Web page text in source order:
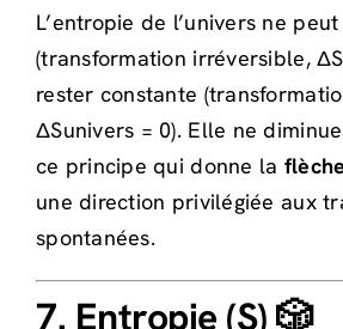
L’entropie de l’univers ne
(transformation irréversible,
rester constante
ΔSunivers = 0). Elle ne
ce principe qui donne la
une direction privilégiée aux
spontanées.
7. Entropie (S) 🎲